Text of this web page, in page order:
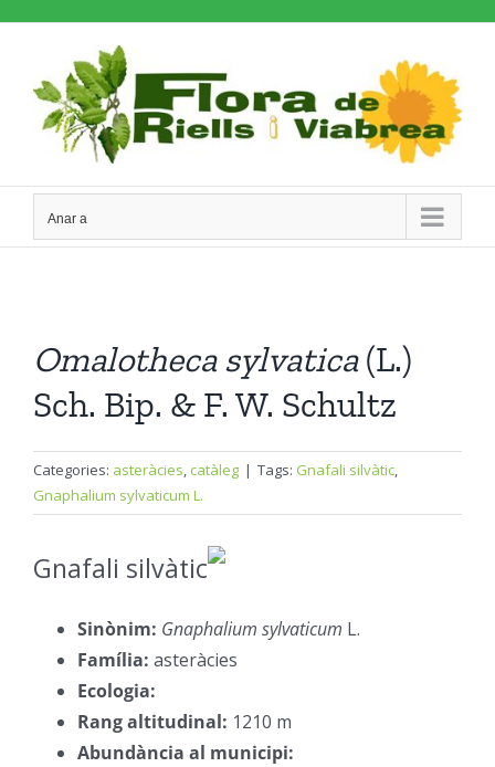
content
Anar a
Omalotheca sylvatica(L.)
Sch. Bip. & F. W. Schultz
Categories: asteràcies, catàleg | Tags: Gnafali silvàtic,
Gnaphalium sylvaticum L.
Gnafali silvàtic
Sinònim: Gnaphalium sylvaticum L.
Família: asteràcies
Ecologia:
Rang altitudinal: 1210 m
Abundància al municipi: